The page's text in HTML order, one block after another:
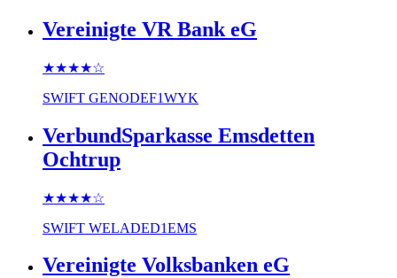
Vereinigte VR Bank eG
★★★★☆
SWIFT GENODEF1WYK
VerbundSparkasse Emsdetten
Ochtrup
★★★★☆
SWIFT WELADED1EMS
Vereinigte Volksbanken eG